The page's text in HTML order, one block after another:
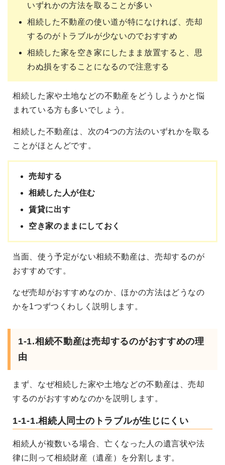
いずれかの方法を取ることが多い
相続した不動産の使い道が特になければ、売却
するのがトラブルが少ないのでおすすめ
相続した家を空き家にしたまま放置すると、思
わぬ損をすることになるので注意する
相続した家や土地などの不動産をどうしようかと悩
まれている方も多いでしょう。
相続した不動産は、次の4つの方法のいずれかを取る
ことがほとんどです。
売却する
相続した人が住む
賃貸に出す
空き家のままにしておく
当面、使う予定がない相続不動産は、売却するのが
おすすめです。
なぜ売却がおすすめなのか、ほかの方法はどうなの
かを1つずつくわしく説明します。
1-1.相続不動産は売却するのがおすすめの理
由
まず、なぜ相続した家や土地などの不動産は、売却
するのがおすすめなのかを説明します。
1-1-1.相続人同士のトラブルが生じにくい
相続人が複数いる場合、亡くなった人の遺言状や法
律に則って相続財産（遺産）を分割します。